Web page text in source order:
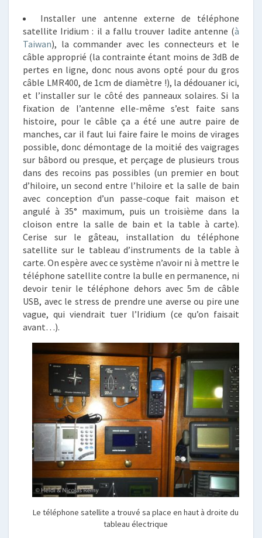
Installer une antenne externe de téléphone
satellite Iridium : il a fallu trouver ladite antenne (à
Taiwan), la commander avec les connecteurs et le
câble approprié (la contrainte étant moins de 3dB de
pertes en ligne, donc nous avons opté pour du gros
câble LMR400, de 1cm de diamètre !), la dédouaner ici,
et l’installer sur le côté des panneaux solaires. Si la
fixation de l’antenne elle-même s’est faite sans
histoire, pour le câble ça a été une autre paire de
manches, car il faut lui faire faire le moins de virages
possible, donc démontage de la moitié des vaigrages
sur bâbord ou presque, et perçage de plusieurs trous
dans des recoins pas possibles (un premier en bout
d’hiloire, un second entre l’hiloire et la salle de bain
avec conception d’un passe-coque fait maison et
angulé à 35° maximum, puis un troisième dans la
cloison entre la salle de bain et la table à carte).
Cerise sur le gâteau, installation du téléphone
satellite sur le tableau d’instruments de la table à
carte. On espère avec ce système n’avoir ni à mettre le
téléphone satellite contre la bulle en permanence, ni
devoir tenir le téléphone dehors avec 5m de câble
USB, avec le stress de prendre une averse ou pire une
vague, qui viendrait tuer l’Iridium (ce qu’on faisait
avant…).
Le téléphone satellite a trouvé sa place en haut à droite du
tableau électrique